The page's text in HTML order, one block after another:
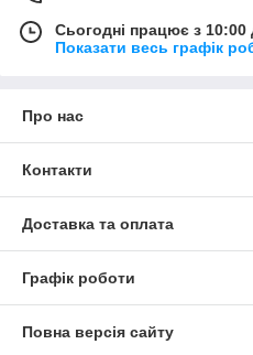
Сьогодні працює з 10:00
Показати весь графік
Про нас
Контакти
Доставка та оплата
Графік роботи
Повна версія сайту